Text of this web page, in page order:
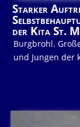
Starker
der Kita St.
Burgbrohl.
und Jungen der